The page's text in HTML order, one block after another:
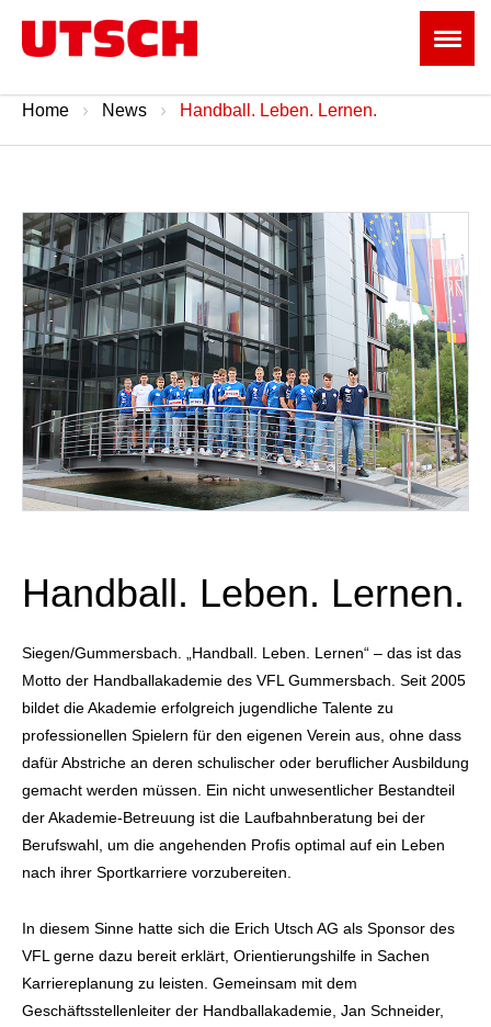
Home News Handball. Leben. Lernen.
Handball. Leben. Lernen.
Siegen/Gummersbach. „Handball. Leben. Lernen“ – das ist das
Motto der Handballakademie des VFL Gummersbach. Seit 2005
bildet die Akademie erfolgreich jugendliche Talente zu
professionellen Spielern für den eigenen Verein aus, ohne dass
dafür Abstriche an deren schulischer oder beruflicher Ausbildung
gemacht werden müssen. Ein nicht unwesentlicher Bestandteil
der Akademie-Betreuung ist die Laufbahnberatung bei der
Berufswahl, um die angehenden Profis optimal auf ein Leben
nach ihrer Sportkarriere vorzubereiten.
In diesem Sinne hatte sich die Erich Utsch AG als Sponsor des
VFL gerne dazu bereit erklärt, Orientierungshilfe in Sachen
Karriereplanung zu leisten. Gemeinsam mit dem
Geschäftsstellenleiter der Handballakademie, Jan Schneider,